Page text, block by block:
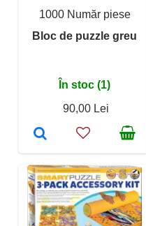
1000 Număr piese
Bloc de puzzle greu
În stoc (1)
90,00 Lei